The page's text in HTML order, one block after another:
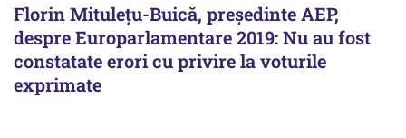
Florin Mituleţu-Buică, preşedinte AEP,
despre Europarlamentare 2019: Nu au fost
constatate erori cu privire la voturile
exprimate